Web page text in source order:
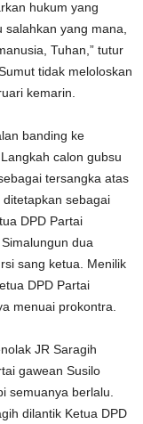
hukum yang
yang mana,
Tuhan,” tutur
tidak meloloskan
kemarin.
banding ke
calon gubsu
tersangka atas
sebagai
DPD Partai
dua
sang ketua. Menilik
DPD Partai
menuai prokontra.
JR Saragih
gawean Susilo
semuanya berlalu.
dilantik Ketua DPD